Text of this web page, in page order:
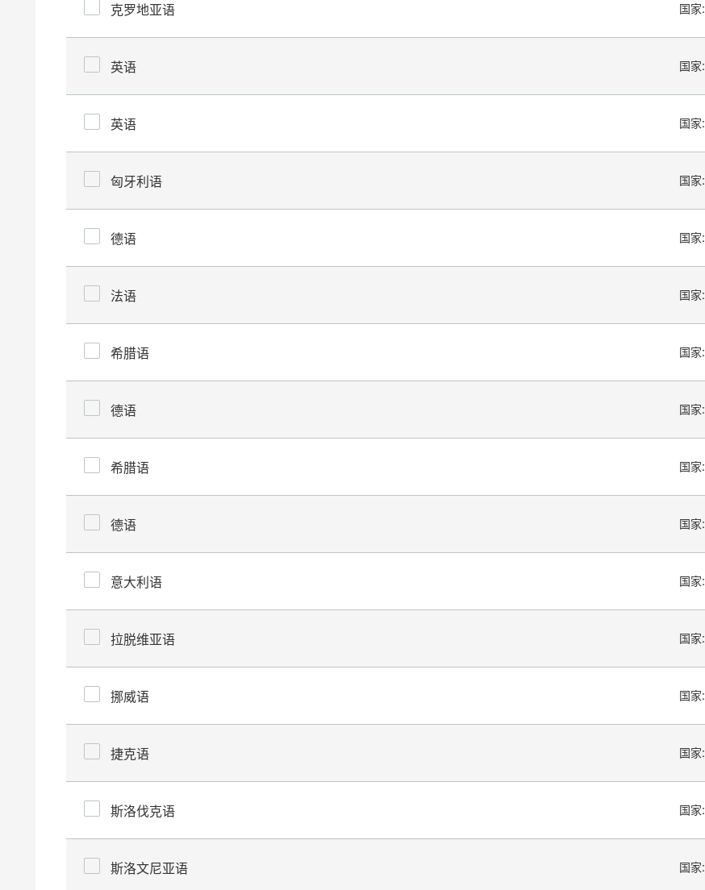
克罗地亚语 国家:
英语 国家:
英语 国家:
匈牙利语 国家:
德语 国家:
法语 国家:
希腊语 国家:
德语 国家:
希腊语 国家:
德语 国家:
意大利语 国家:
拉脱维亚语 国家:
挪威语 国家:
捷克语 国家:
斯洛伐克语 国家:
斯洛文尼亚语 国家: